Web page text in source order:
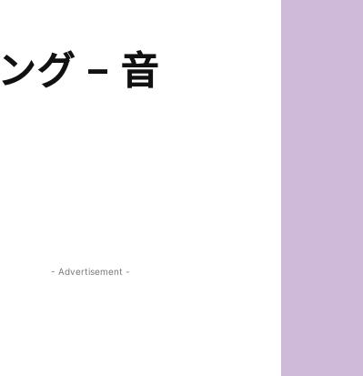
グ – 音
- Advertisement -